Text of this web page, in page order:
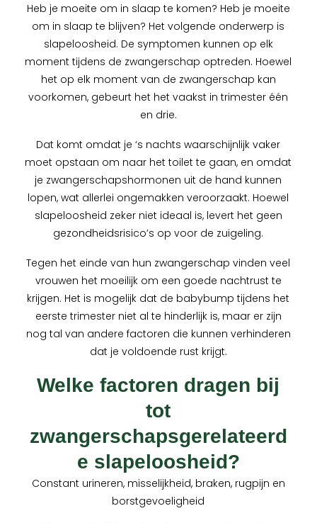
Heb je moeite om in slaap te komen? Heb je moeite
om in slaap te blijven? Het volgende onderwerp is
slapeloosheid. De symptomen kunnen op elk
moment tijdens de zwangerschap optreden. Hoewel
het op elk moment van de zwangerschap kan
voorkomen, gebeurt het het vaakst in trimester één
en drie.
Dat komt omdat je ‘s nachts waarschijnlijk vaker
moet opstaan om naar het toilet te gaan, en omdat
je zwangerschapshormonen uit de hand kunnen
lopen, wat allerlei ongemakken veroorzaakt. Hoewel
slapeloosheid zeker niet ideaal is, levert het geen
gezondheidsrisico’s op voor de zuigeling.
Tegen het einde van hun zwangerschap vinden veel
vrouwen het moeilijk om een goede nachtrust te
krijgen. Het is mogelijk dat de babybump tijdens het
eerste trimester niet al te hinderlijk is, maar er zijn
nog tal van andere factoren die kunnen verhinderen
dat je voldoende rust krijgt.
Welke factoren dragen bij
tot
zwangerschapsgerelateerd
e slapeloosheid?
Constant urineren, misselijkheid, braken, rugpijn en
borstgevoeligheid